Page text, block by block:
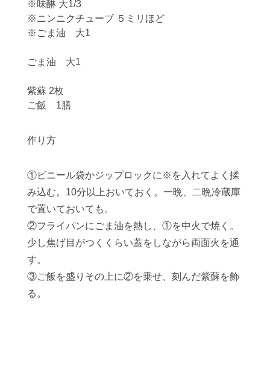
※味醂 大1/3
※ニンニクチューブ ５ミリほど
※ごま油 大1
ごま油 大1
紫蘇 2枚
ご飯 1膳
作り方
①ビニール袋かジップロックに※を入れてよく揉
み込む。10分以上おいておく。一晩、二晩冷蔵庫
で置いておいても。
②フライパンにごま油を熱し、①を中火で焼く。
少し焦げ目がつくくらい蓋をしながら両面火を通
す。
③ご飯を盛りその上に②を乗せ、刻んだ紫蘇を飾
る。